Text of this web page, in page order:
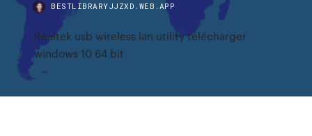
BESTLIBRARYJJZXD.WEB.APP
Realtek usb wireless lan utility télécharger
windows 10 64 bit